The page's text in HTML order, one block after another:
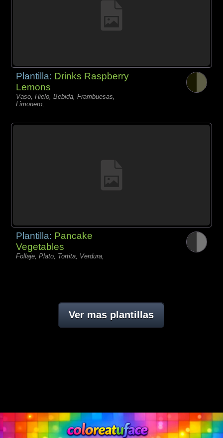
Plantilla: Drinks Raspberry
Lemons
Vaso, Hielo, Bebida, Frambuesas,
Limonero,
Plantilla: Pancake
Vegetables
Follaje, Plato, Tortita, Verdura,
Ver mas plantillas